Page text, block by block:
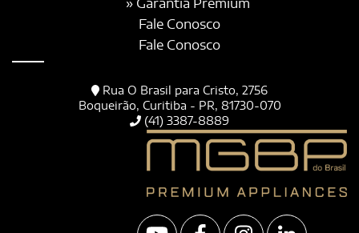
» Garantia Premium
Fale Conosco
Fale Conosco
Rua O Brasil para Cristo, 2756
Boqueirão, Curitiba - PR, 81730-070
(41) 3387-8889